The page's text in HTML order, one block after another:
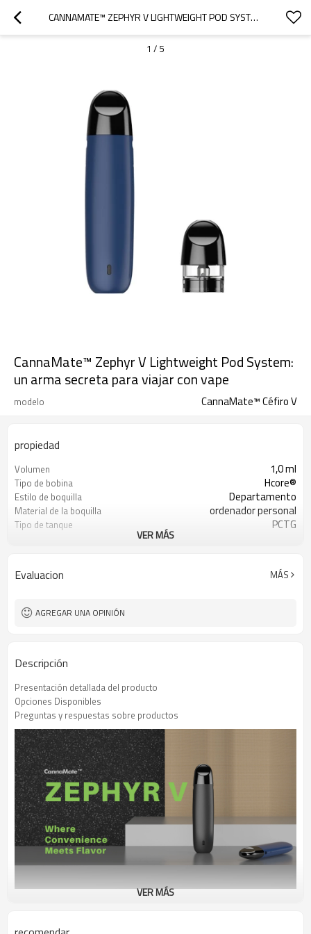
CANNAMATE™ ZEPHYR V LIGHTWEIGHT POD SYSTEM: UN ARMA SECRETA PARA VIAJAR CON VAPE
1 / 5
CannaMate™ Zephyr V Lightweight Pod System:
un arma secreta para viajar con vape
modelo CannaMate™ Céfiro V
propiedad
Volumen 1,0 ml
Tipo de bobina Hcore®
Estilo de boquilla Departamento
Material de la boquilla ordenador personal
Tipo de tanque PCTG
Relleno superior
Resistencia 1,4 Ω
Capacidad de la batería
Carcasa de la batería
Dimensiones (mm)
VER MÁS
Evaluacion MÁS
AGREGAR UNA OPINIÓN
Descripción
Presentación detallada del producto
Opciones Disponibles
Preguntas y respuestas sobre productos
VER MÁS